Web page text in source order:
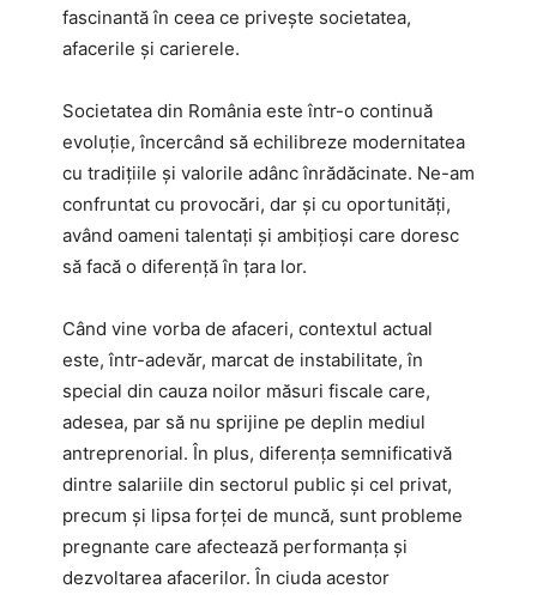
fascinantă în ceea ce privește societatea,
afacerile și carierele.
Societatea din România este într-o continuă
evoluție, încercând să echilibreze modernitatea
cu tradițiile și valorile adânc înrădăcinate. Ne-am
confruntat cu provocări, dar și cu oportunități,
având oameni talentați și ambițioși care doresc
să facă o diferență în țara lor.
Când vine vorba de afaceri, contextul actual
este, într-adevăr, marcat de instabilitate, în
special din cauza noilor măsuri fiscale care,
adesea, par să nu sprijine pe deplin mediul
antreprenorial. În plus, diferența semnificativă
dintre salariile din sectorul public și cel privat,
precum și lipsa forței de muncă, sunt probleme
pregnante care afectează performanța și
dezvoltarea afacerilor. În ciuda acestor